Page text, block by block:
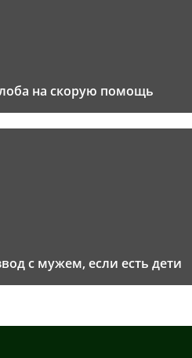
на скорую помощь
с мужем, если есть дети